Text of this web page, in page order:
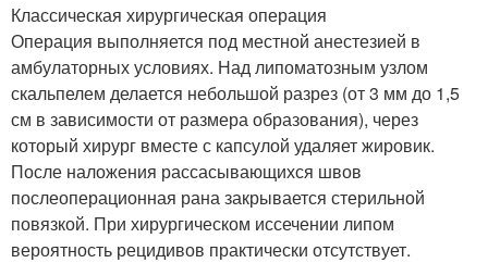
Классическая хирургическая операция
Операция выполняется под местной анестезией в
амбулаторных условиях. Над липоматозным узлом
скальпелем делается небольшой разрез (от 3 мм до 1,5
см в зависимости от размера образования), через
который хирург вместе с капсулой удаляет жировик.
После наложения рассасывающихся швов
послеоперационная рана закрывается стерильной
повязкой. При хирургическом иссечении липом
вероятность рецидивов практически отсутствует.